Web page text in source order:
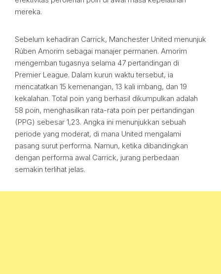
mereka.
Sebelum kehadiran Carrick, Manchester United menunjuk
Rúben Amorim sebagai manajer permanen. Amorim
mengemban tugasnya selama 47 pertandingan di
Premier League. Dalam kurun waktu tersebut, ia
mencatatkan 15 kemenangan, 13 kali imbang, dan 19
kekalahan. Total poin yang berhasil dikumpulkan adalah
58 poin, menghasilkan rata-rata poin per pertandingan
(PPG) sebesar 1,23. Angka ini menunjukkan sebuah
periode yang moderat, di mana United mengalami
pasang surut performa. Namun, ketika dibandingkan
dengan performa awal Carrick, jurang perbedaan
semakin terlihat jelas.